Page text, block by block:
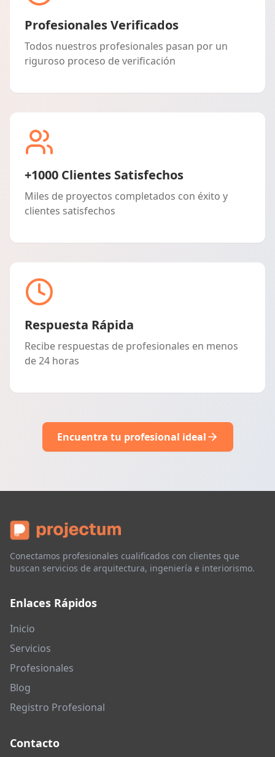
Profesionales Verificados
Todos nuestros profesionales pasan por un
riguroso proceso de verificación
+1000 Clientes Satisfechos
Miles de proyectos completados con éxito y
clientes satisfechos
Respuesta Rápida
Recibe respuestas de profesionales en menos
de 24 horas
Encuentra tu profesional ideal
Conectamos profesionales cualificados con clientes que
buscan servicios de arquitectura, ingeniería e interiorismo.
Enlaces Rápidos
Inicio
Servicios
Profesionales
Blog
Registro Profesional
Contacto